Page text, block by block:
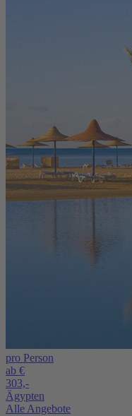
pro Person
ab €
303,-
Ägypten
Alle Angebote